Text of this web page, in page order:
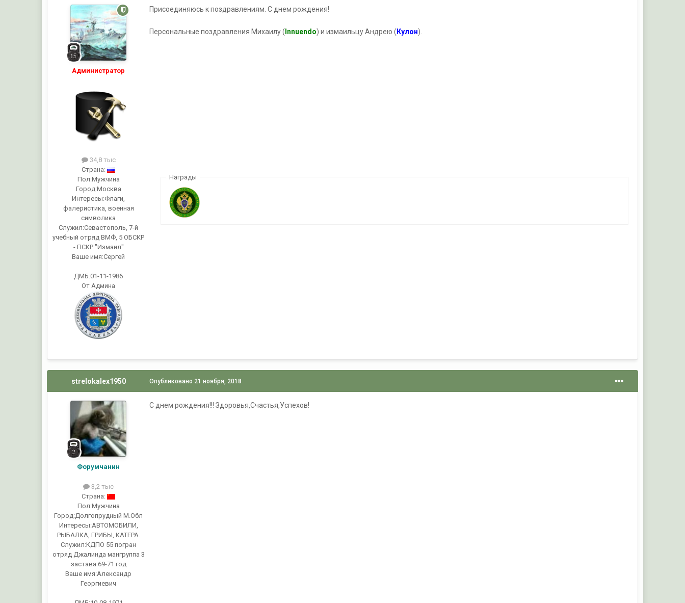
Администратор
34,8 тыс
Страна:
Пол:Мужчина
Город:Москва
Интересы:Флаги,
фалеристика, военная
символика
Служил:Севастополь, 7-й
учебный отряд ВМФ, 5 ОБСКР
- ПСКР "Измаил"
Ваше имя:Сергей
ДМБ:01-11-1986
От Админа
Присоединяюсь к поздравлениям. С днем рождения!
Персональные поздравления Михаилу ( Innuendo) и измаильцу Андрею ( Кулон).
Награды
strelokalex1950
Форумчанин
3,2 тыс
Страна:
Пол:Мужчина
Город:Долгопрудный М.Обл
Интересы:АВТОМОБИЛИ,
РЫБАЛКА, ГРИБЫ, КАТЕРА.
Служил:КДПО 55 погран
отряд Джалинда мангруппа 3
застава.69-71 год
Ваше имя:Александр
Георгиевич
Опубликовано 21 ноября, 2018
С днем рождения!!! Здоровья,Счастья,Успехов!